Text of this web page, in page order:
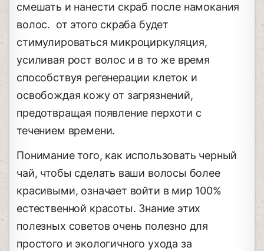
смешать и нанести скраб после намокания
волос. от этого скраба будет
стимулироваться микроциркуляция,
усиливая рост волос и в то же время
способствуя регенерации клеток и
освобождая кожу от загрязнений,
предотвращая появление перхоти с
течением времени.
Понимание того, как использовать черный
чай, чтобы сделать ваши волосы более
красивыми, означает войти в мир 100%
естественной красоты. Знание этих
полезных советов очень полезно для
простого и экологичного ухода за